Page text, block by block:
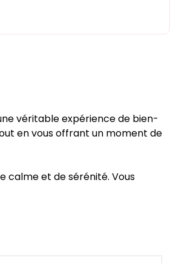
véritable expérience de bien-
en vous offrant un moment de
calme et de sérénité. Vous